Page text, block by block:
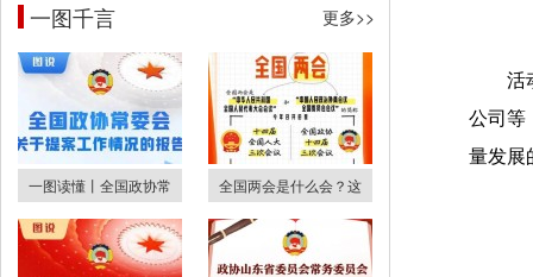
一图千言 更多>>
一图读懂丨全国政协常 全国两会是什么会？这
活
公司等
量发展